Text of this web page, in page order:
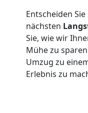
Entscheiden
nächsten
Sie, wie wir
Mühe zu
Umzug zu
Erlebnis zu